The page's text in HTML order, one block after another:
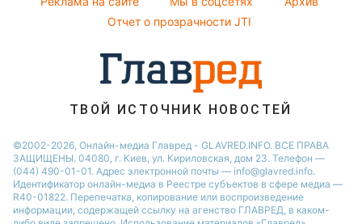
София Ротару
Новости Черкассы
Новости Одессы
Все о шоу-бизнесе
Отчет о прозрачности JTI
ТВОЙ ИСТОЧНИК НОВОСТЕЙ
©2002-2026, Онлайн-медиа Главред - GLAVRED.INFO. ВСЕ ПРАВА
ЗАЩИЩЕНЫ. 04080, г. Киев, ул. Кириловская, дом 23. Телефон —
(044) 490-01-01. Адрес электронной почты — info@glavred.info.
Идентификатор онлайн-медиа в Реестре cубъектов в сфере медиа —
R40-01822. Перепечатка, копирование или воспроизведение
информации, содержащей ссылку на агенство ГЛАВРЕД, в каком-